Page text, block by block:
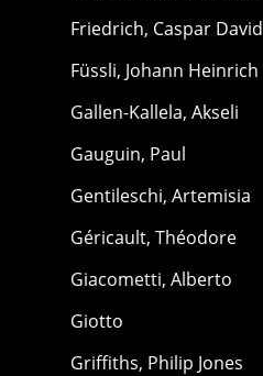
Friedrich, Caspar David
Füssli, Johann Heinrich
Gallen-Kallela, Akseli
Gauguin, Paul
Gentileschi, Artemisia
Géricault, Théodore
Giacometti, Alberto
Giotto
Griffiths, Philip Jones